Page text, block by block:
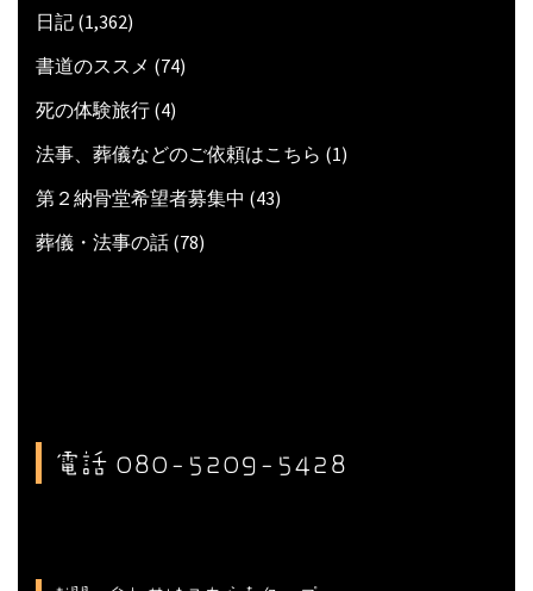
日記 (1,362)
書道のススメ (74)
死の体験旅行 (4)
法事、葬儀などのご依頼はこちら (1)
第２納骨堂希望者募集中 (43)
葬儀・法事の話 (78)
電話 080-5209-5428